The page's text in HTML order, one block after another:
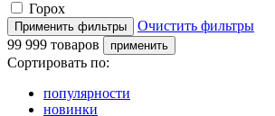
Горох
Очистить фильтры
99 999 товаров
Сортировать по:
популярности
новинки